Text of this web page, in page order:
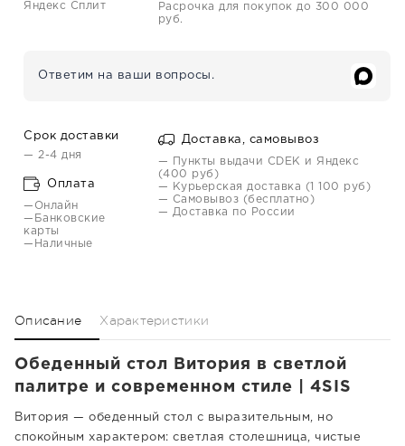
Яндекс Сплит
Расрочка для покупок до 300 000
руб.
Ответим на ваши вопросы.
Срок доставки
— 2-4 дня
Оплата
—Онлайн
—Банковские
карты
—Наличные
Доставка, самовывоз
— Пункты выдачи CDEK и Яндекс
(400 руб)
— Курьерская доставка (1 100 руб)
— Самовывоз (бесплатно)
— Доставка по России
Описание Характеристики
Обеденный стол Витория в светлой
палитре и современном стиле | 4SIS
Витория — обеденный стол с выразительным, но
спокойным характером: светлая столешница, чистые